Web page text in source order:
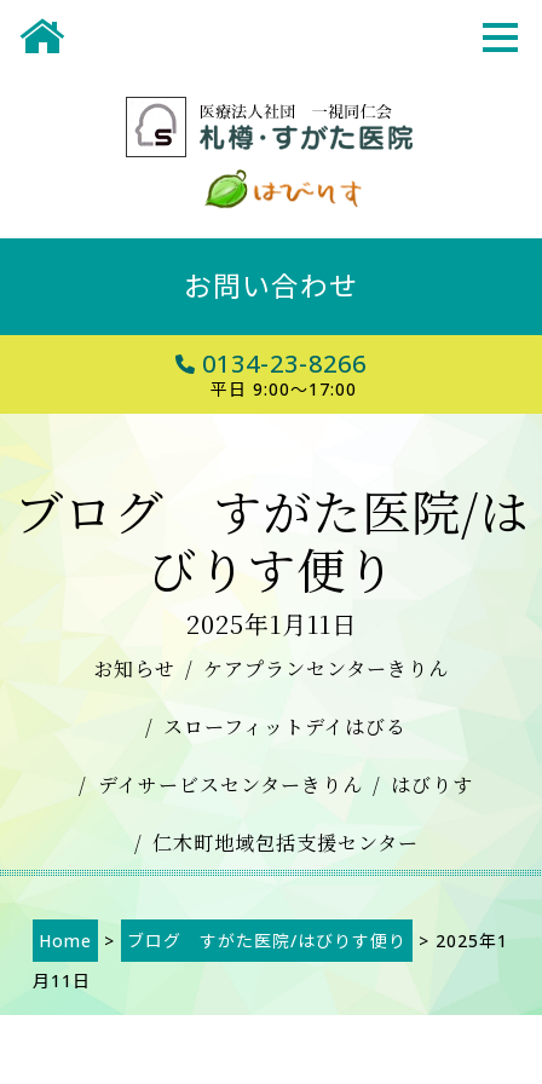
お問い合わせ
0134-23-8266
平日 9:00～17:00
ブログ すがた医院/は
びりす便り
2025年1月11日
お知らせ
ケアプランセンターきりん
スローフィットデイはびる
デイサービスセンターきりん
はびりす
仁木町地域包括支援センター
Home > ブログ すがた医院/はびりす便り
> 2025年1
月11日